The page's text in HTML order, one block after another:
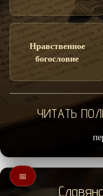
Нравственное
богословие
ЧИТАТЬ
📅